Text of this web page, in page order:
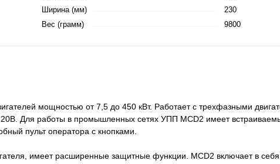
Ширина (мм)
230
Вес (грамм)
9800
мощностью от 7,5 до 450 кВт. Работает с трехфазными
Для работы в промышленных сетях УПП MCD2 имеет
пульт оператора с кнопками.
имеет расширенные защитные функции. MCD2 включает в